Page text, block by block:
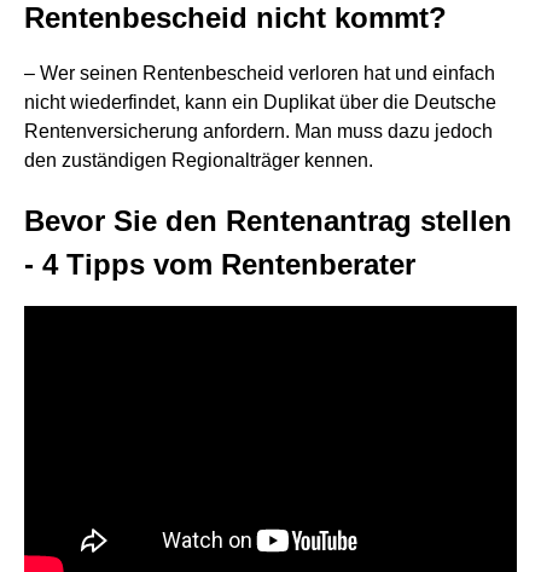
Rentenbescheid nicht kommt?
– Wer seinen Rentenbescheid verloren hat und einfach
nicht wiederfindet, kann ein Duplikat über die Deutsche
Rentenversicherung anfordern. Man muss dazu jedoch
den zuständigen Regionalträger kennen.
Bevor Sie den Rentenantrag stellen
- 4 Tipps vom Rentenberater